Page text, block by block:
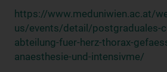
https://www.meduniwien.ac.at/
us/events/detail/postgraduales-
abteilung-fuer-herz-thorax-
anaesthesie-und-intensivme/